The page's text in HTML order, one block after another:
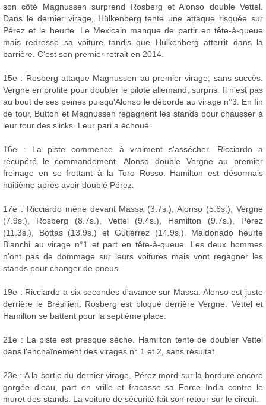
son côté Magnussen surprend Rosberg et Alonso double Vettel.
Dans le dernier virage, Hülkenberg tente une attaque risquée sur
Pérez et le heurte. Le Mexicain manque de partir en tête-à-queue
mais redresse sa voiture tandis que Hülkenberg atterrit dans la
barrière. C'est son premier retrait en 2014.
15e : Rosberg attaque Magnussen au premier virage, sans succès.
Vergne en profite pour doubler le pilote allemand, surpris. Il n'est pas
au bout de ses peines puisqu'Alonso le déborde au virage n°3. En fin
de tour, Button et Magnussen regagnent les stands pour chausser à
leur tour des slicks. Leur pari a échoué.
16e : La piste commence à vraiment s'assécher. Ricciardo a
récupéré le commandement. Alonso double Vergne au premier
freinage en se frottant à la Toro Rosso. Hamilton est désormais
huitième après avoir doublé Pérez.
17e : Ricciardo mène devant Massa (3.7s.), Alonso (5.6s.), Vergne
(7.9s.), Rosberg (8.7s.), Vettel (9.4s.), Hamilton (9.7s.), Pérez
(11.3s.), Bottas (13.9s.) et Gutiérrez (14.9s.). Maldonado heurte
Bianchi au virage n°1 et part en tête-à-queue. Les deux hommes
n'ont pas de dommage sur leurs voitures mais vont regagner les
stands pour changer de pneus.
19e : Ricciardo a six secondes d'avance sur Massa. Alonso est juste
derrière le Brésilien. Rosberg est bloqué derrière Vergne. Vettel et
Hamilton se battent pour la septième place.
21e : La piste est presque sèche. Hamilton tente de doubler Vettel
dans l'enchaînement des virages n° 1 et 2, sans résultat.
23e : A la sortie du dernier virage, Pérez mord sur la bordure encore
gorgée d'eau, part en vrille et fracasse sa Force India contre le
muret des stands. La voiture de sécurité fait son retour sur le circuit.